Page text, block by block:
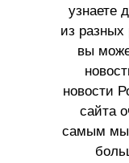
узнаете
из разных
вы
новости
сайта
самым мы